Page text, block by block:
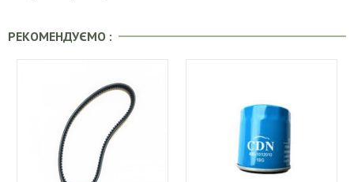
РЕКОМЕНДУЄМО :